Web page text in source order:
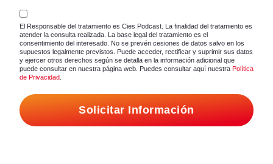
El Responsable del tratamiento es Cies Podcast. La finalidad del tratamiento es
atender la consulta realizada. La base legal del tratamiento es el
consentimiento del interesado. No se prevén cesiones de datos salvo en los
supuestos legalmente previstos. Puede acceder, rectificar y suprimir sus datos
y ejercer otros derechos según se detalla en la información adicional que
puede consultar en nuestra página web. Puedes consultar aquí nuestra Política
de Privacidad
Solicitar Información